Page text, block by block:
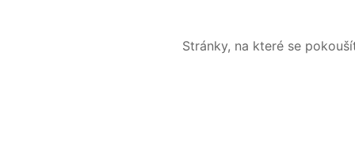
Stránky, na které se